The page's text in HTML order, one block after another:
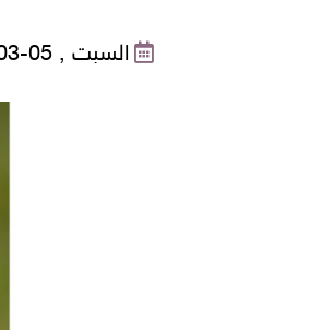
السبت , 05-03-2022